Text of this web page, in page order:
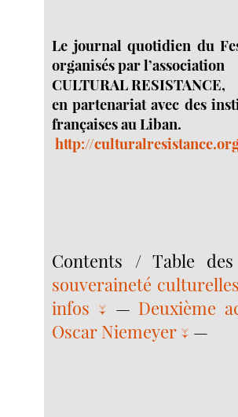
Le journal quotidien du
organisés par l’association
CULTURAL RESISTANCE,
en partenariat avec des
françaises au Liban.
http://
Contents / Table
souveraineté
infos ↓ — Deuxième
Oscar Niemeyer ↓ —